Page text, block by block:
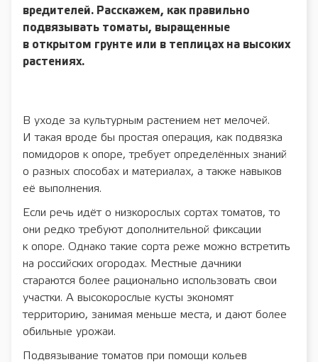
вредителей. Расскажем, как правильно
подвязывать томаты, выращенные
в открытом грунте или в теплицах на высоких
растениях.
В уходе за культурным растением нет мелочей.
И такая вроде бы простая операция, как подвязка
помидоров к опоре, требует определённых знаний
о разных способах и материалах, а также навыков
её выполнения.
Если речь идёт о низкорослых сортах томатов, то
они редко требуют дополнительной фиксации
к опоре. Однако такие сорта реже можно встретить
на российских огородах. Местные дачники
стараются более рационально использовать свои
участки. А высокорослые кусты экономят
территорию, занимая меньше места, и дают более
обильные урожаи.
Подвязывание томатов при помощи кольев